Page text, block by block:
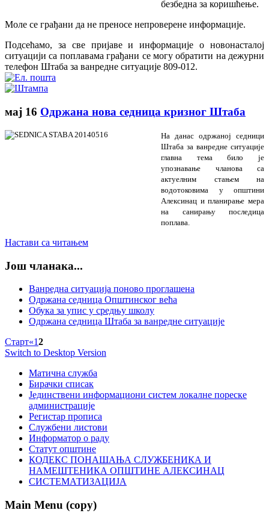
безбедна за коришћење.
Моле се грађани да не преносе непроверене информације.
Подсећамо, за све пријаве и информације о новонасталој
ситуацији са поплавама грађани се могу обратити на дежурни
телефон Штаба за ванредне ситуације 809-012.
мај 16 Одржана нова седница кризног Штаба
На данас одржаној седници
Штаба за ванредне ситуације
главна тема било је
упознавање чланова са
актуелним стањем на
водотоковима у општини
Алексинац и планирање мера
на санирању последица
поплава.
Настави са читањем
Још чланака...
Ванредна ситуација поново проглашена
Одржана седница Општинског већа
Обука за упис у средњу школу
Одржана седница Штаба за ванредне ситуације
Старт«12
Switch to Desktop Version
Матична служба
Бирачки списак
Јединствени информациони систем локалне пореске
администрације
Регистар прописа
Службени листови
Информатор о раду
Статут општине
КОДЕКС ПОНАШАЊА СЛУЖБЕНИКА И
НАМЕШТЕНИКА ОПШТИНЕ АЛЕКСИНАЦ
СИСТЕМАТИЗАЦИЈА
Main Menu (copy)